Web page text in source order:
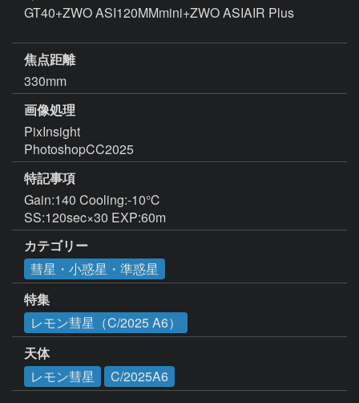
GT40+ZWO ASI120MMmini+ZWO ASIAIR Plus
焦点距離
330mm
画像処理
PixInsight
PhotoshopCC2025
特記事項
Gain:140 Cooling:-10℃
SS:120sec×30 EXP:60m
カテゴリー
彗星・小惑星・準惑星
特集
レモン彗星（C/2025 A6）
天体
レモン彗星
C/2025A6